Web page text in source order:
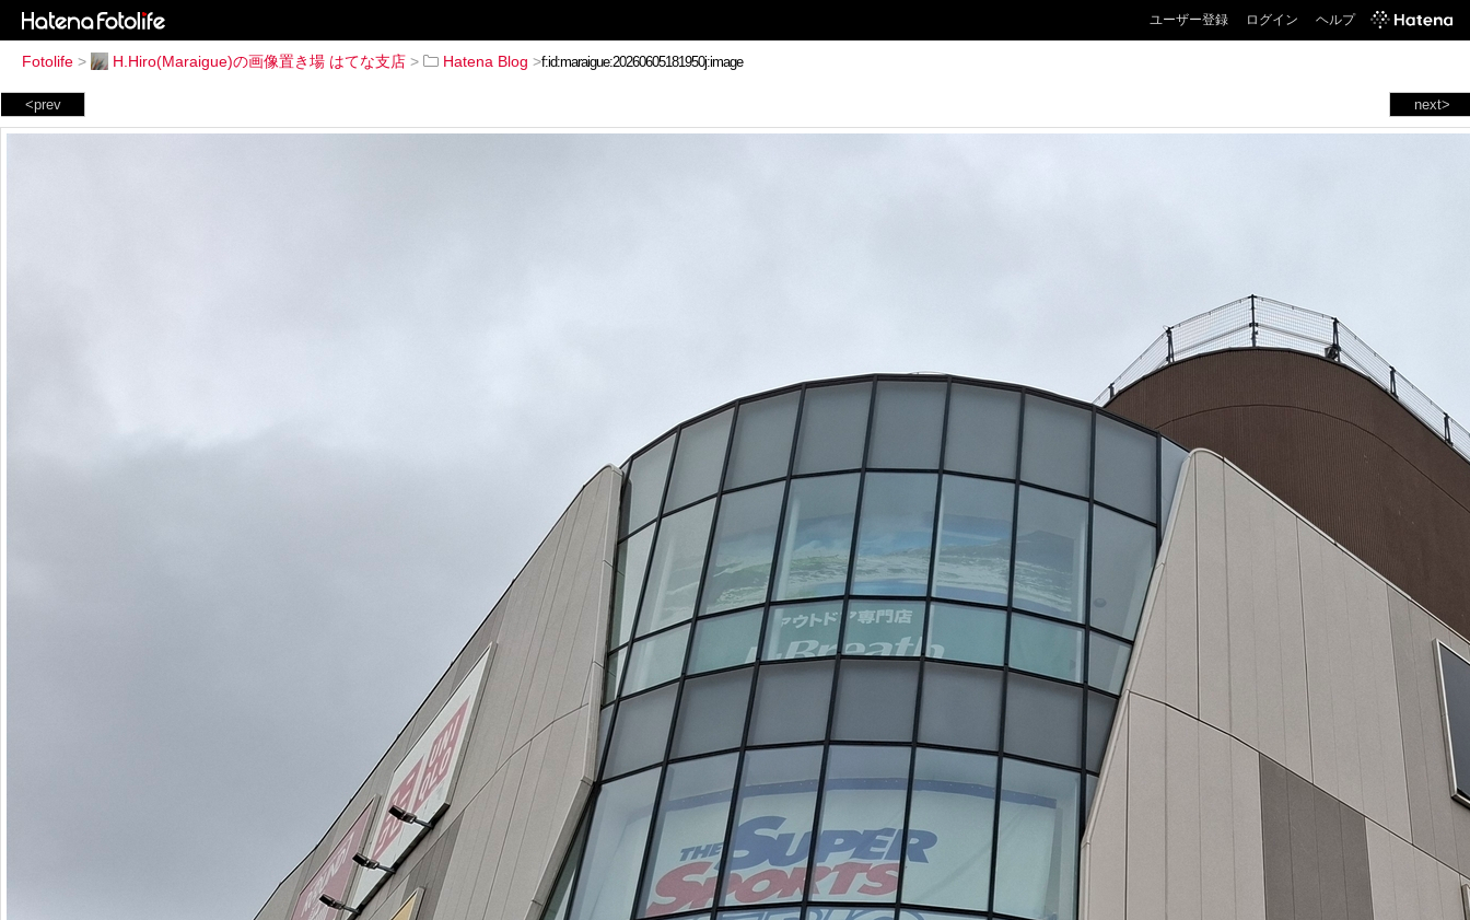
ユーザー登録 ログイン ヘルプ
Fotolife > H.Hiro(Maraigue)の画像置き場 はてな支店 > Hatena Blog >
next>
<prev